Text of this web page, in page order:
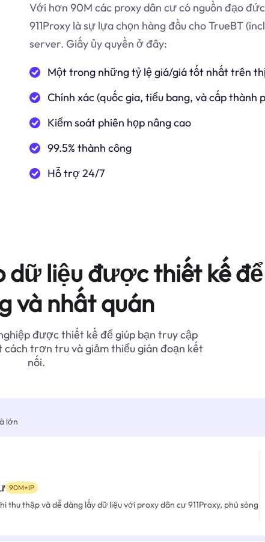
Với hơn 90M các proxy dân cư có nguồn đạo
911Proxy là sự lựa chọn hàng đầu cho TrueBT
server. Giấy ủy quyền ở đây:
Một trong những tỷ lệ giá/giá tốt nhất trên
Chính xác (quốc gia, tiểu bang, và cấp thành
Kiểm soát phiên họp nâng cao
99.5% thành công
Hỗ trợ 24/7
dữ liệu được thiết kế để
và nhất quán
được thiết kế để giúp bạn truy cập
cách trơn tru và giảm thiểu gián đoạn kết
nối.
lớn
90M+IP
thu thập và dễ dàng lấy dữ liệu với proxy dân cư 911Proxy, phủ sóng